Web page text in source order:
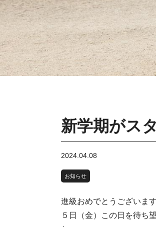
新学期がス
2024.04.08
お知らせ
進級おめでとうございます
５日（金）この日を待ち